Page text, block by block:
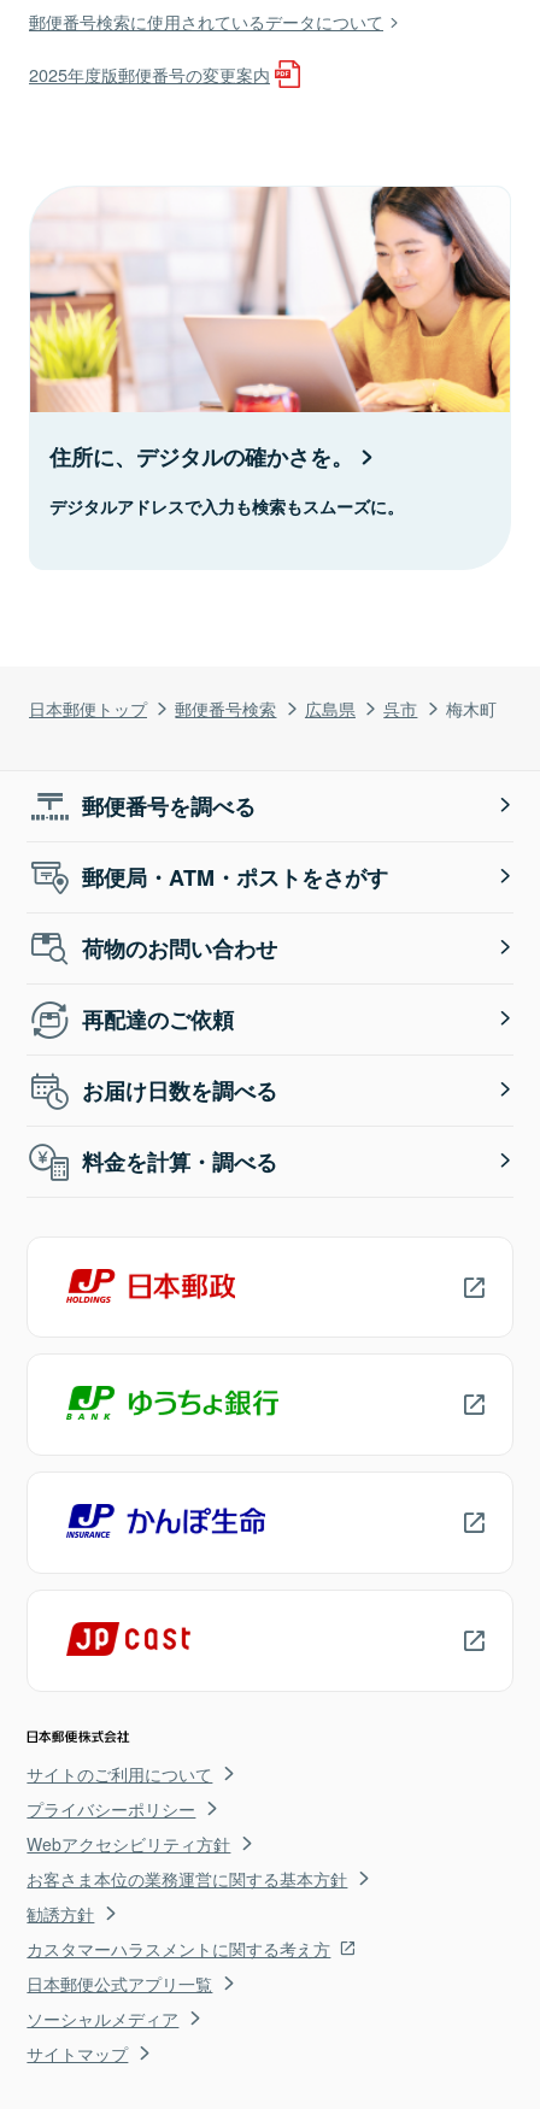
日本郵便トップ 郵便番号検索 広島県 呉市 梅木町
郵便番号検索に使用されているデータについて
2025年度版郵便番号の変更案内
住所に、デジタルの確かさを。
デジタルアドレスで入力も検索もスムーズに。
郵便番号を調べる
郵便局・ATM・ポストをさがす
荷物のお問い合わせ
再配達のご依頼
お届け日数を調べる
料金を計算・調べる
サイトのご利用について
プライバシーポリシー
Webアクセシビリティ方針
お客さま本位の業務運営に関する基本方針
勧誘方針
カスタマーハラスメントに関する考え方
日本郵便公式アプリ一覧
ソーシャルメディア
サイトマップ